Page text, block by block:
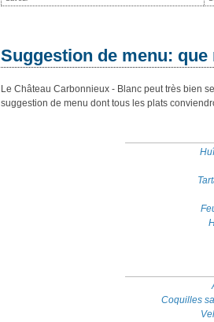
Suggestion de menu:
Le Château Carbonnieux - Blanc peut très bien
suggestion de menu dont tous les plats
Coquilles